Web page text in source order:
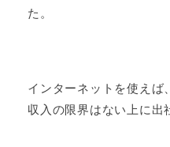
た。
インターネットを使えば、
収入の限界はない上に出